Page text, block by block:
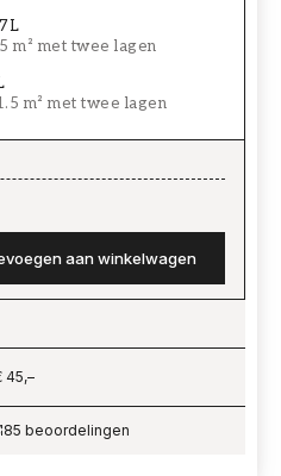
m² met twee lagen
m² met twee lagen
aan winkelwagen
45,–
185 beoordelingen